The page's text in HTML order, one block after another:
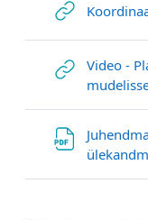
Video -